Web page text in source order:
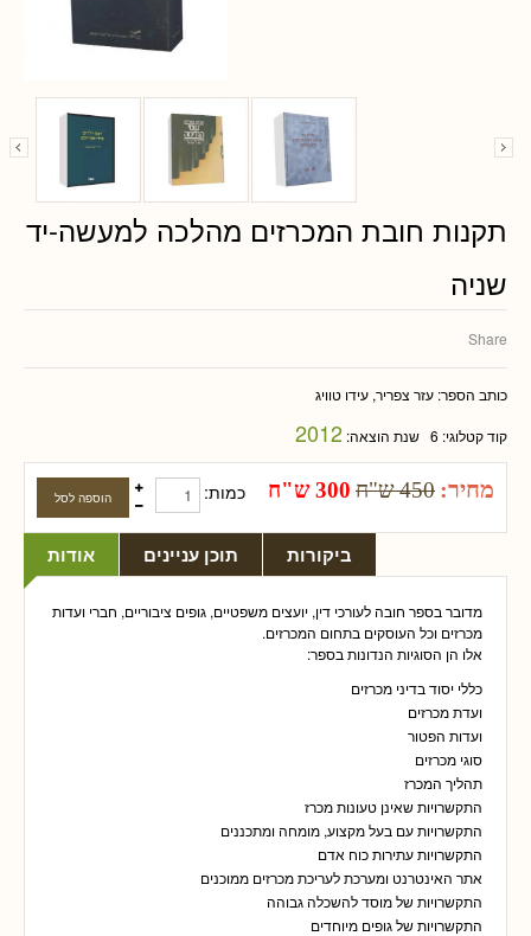
תקנות חובת המכרזים מהלכה למעשה-יד
שניה
Share
כותב הספר: עזר צפריר, עידו טוויג
קוד קטלוגי: 6 שנת הוצאה: 2012
מחיר: 450 ש"ח 300 ש"ח כמות:
אודות תוכן עניינים ביקורות
מדובר בספר חובה לעורכי דין, יועצים משפטיים, גופים ציבוריים, חברי ועדות
מכרזים וכל העוסקים בתחום המכרזים.
אלו הן הסוגיות הנדונות בספר:
כללי יסוד בדיני מכרזים
ועדת מכרזים
ועדות הפטור
סוגי מכרזים
תהליך המכרז
התקשרויות שאינן טעונות מכרז
התקשרויות עם בעל מקצוע, מומחה ומתכננים
התקשרויות עתירות כוח אדם
אתר האינטרנט ומערכת לעריכת מכרזים ממוכנים
התקשרויות של מוסד להשכלה גבוהה
התקשרויות של גופים מיוחדים